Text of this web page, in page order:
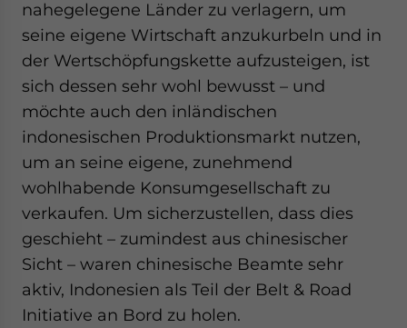
nahegelegene Länder zu verlagern, um
seine eigene Wirtschaft anzukurbeln und in
der Wertschöpfungskette aufzusteigen, ist
sich dessen sehr wohl bewusst – und
möchte auch den inländischen
indonesischen Produktionsmarkt nutzen,
um an seine eigene, zunehmend
wohlhabende Konsumgesellschaft zu
verkaufen. Um sicherzustellen, dass dies
geschieht – zumindest aus chinesischer
Sicht – waren chinesische Beamte sehr
aktiv, Indonesien als Teil der Belt & Road
Initiative an Bord zu holen.